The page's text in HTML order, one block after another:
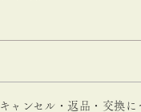
キャンセル・返品・交換に